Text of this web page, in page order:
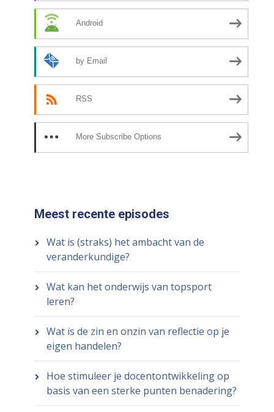
Android
by Email
RSS
More Subscribe Options
Meest recente episodes
Wat is (straks) het ambacht van de
veranderkundige?
Wat kan het onderwijs van topsport
leren?
Wat is de zin en onzin van reflectie op je
eigen handelen?
Hoe stimuleer je docentontwikkeling op
basis van een sterke punten benadering?